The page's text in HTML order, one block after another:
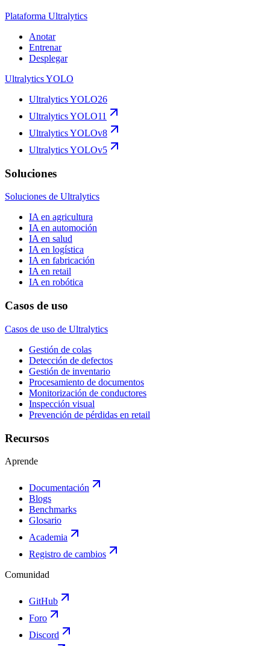
Plataforma Ultralytics
Anotar
Entrenar
Desplegar
Ultralytics YOLO
Ultralytics YOLO26
Ultralytics YOLO11
Ultralytics YOLOv8
Ultralytics YOLOv5
Soluciones
Soluciones de Ultralytics
IA en agricultura
IA en automoción
IA en salud
IA en logística
IA en fabricación
IA en retail
IA en robótica
Casos de uso
Casos de uso de Ultralytics
Gestión de colas
Detección de defectos
Gestión de inventario
Procesamiento de documentos
Monitorización de conductores
Inspección visual
Prevención de pérdidas en retail
Recursos
Aprende
Documentación
Blogs
Benchmarks
Glosario
Academia
Registro de cambios
Comunidad
GitHub
Foro
Discord